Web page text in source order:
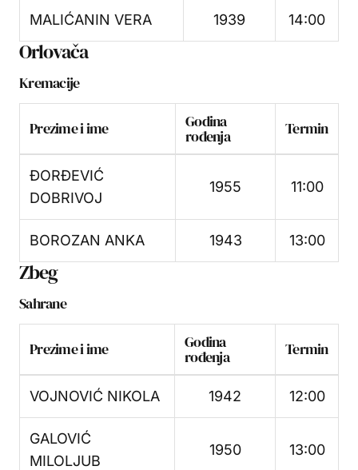
MALIĆANIN VERA 1939 14:00
Orlovača
Kremacije
Prezime i ime Godina
rođenja Termin
ĐORĐEVIĆ
DOBRIVOJ
1955 11:00
BOROZAN ANKA 1943 13:00
Zbeg
Sahrane
Prezime i ime Godina
rođenja Termin
VOJNOVIĆ NIKOLA 1942 12:00
GALOVIĆ
MILOLJUB
1950 13:00